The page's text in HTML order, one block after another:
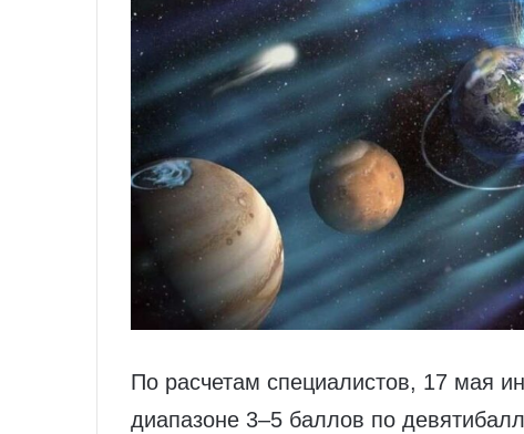
По расчетам специалистов, 17 мая
диапазоне 3–5 баллов по